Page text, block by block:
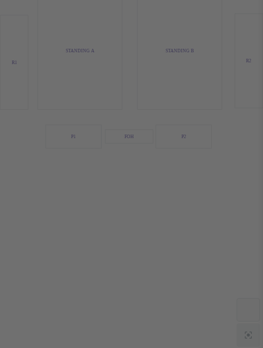
STANDING B
STANDING A
R2
P2
P1
R1
FOH